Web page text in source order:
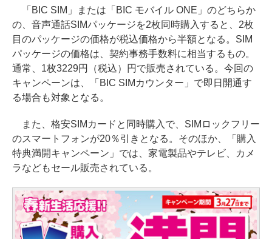
「BIC SIM」または「BIC モバイル ONE」のどちらか
の、音声通話SIMパッケージを2枚同時購入すると、2枚
目のパッケージの価格が税込価格から半額となる。SIM
パッケージの価格は、契約事務手数料に相当するもの。
通常、1枚3229円（税込）円で販売されている。今回の
キャンペーンは、「BIC SIMカウンター」で即日開通す
る場合も対象となる。
また、格安SIMカードと同時購入で、SIMロックフリー
のスマートフォンが20％引きとなる。そのほか、「購入
特典満開キャンペーン」では、家電製品やテレビ、カメ
ラなどもセール販売されている。